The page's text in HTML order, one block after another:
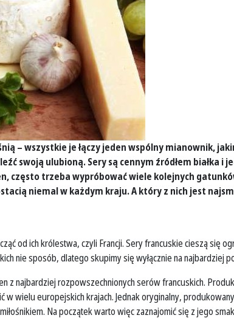
– wszystkie je łączy jeden wspólny mianownik,
swoją ulubioną. Sery są cennym źródłem białka
często trzeba wypróbować wiele kolejnych
niemal w każdym kraju. A który z nich jest
od ich królestwa, czyli Francji. Sery francuskie cieszą się
nie sposób, dlatego skupimy się wyłącznie na najbardziej
z najbardziej rozpowszechnionych serów francuskich.
wielu europejskich krajach. Jednak oryginalny,
Na początek warto więc zaznajomić się z jego